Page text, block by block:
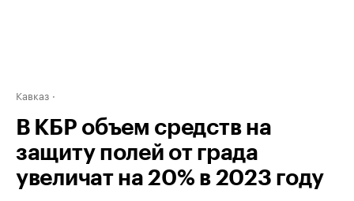
Кавказ
В КБР объем средств на
защиту полей от града
увеличат на 20% в 2023 году